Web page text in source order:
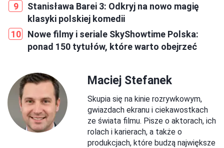
Stanisława Barei 3: Odkryj na nowo magię
klasyki polskiej komedii
Nowe filmy i seriale SkyShowtime Polska:
ponad 150 tytułów, które warto obejrzeć
Maciej Stefanek
Skupia się na kinie rozrywkowym,
gwiazdach ekranu i ciekawostkach
ze świata filmu. Pisze o aktorach, ich
rolach i karierach, a także o
produkcjach, które budzą największe